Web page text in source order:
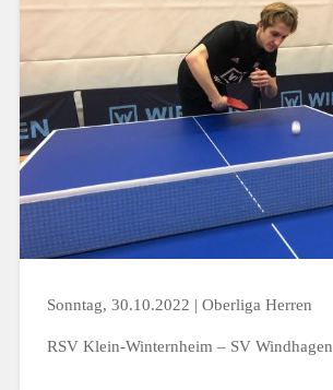
Sonntag, 30.10.2022 | Oberliga Herren
RSV Klein-Winternheim – SV Windhagen